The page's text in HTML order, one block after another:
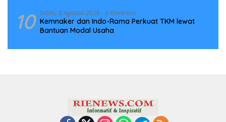
10 Sabtu, 8 Agustus 2026 0 Komentar
Kemnaker dan Indo-Rama Perkuat TKM lewat
Bantuan Modal Usaha